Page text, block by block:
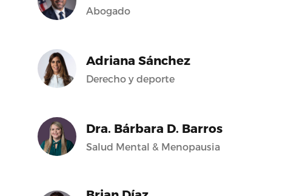
Abogado
Adriana Sánchez
Derecho y deporte
Dra. Bárbara D. Barros
Salud Mental & Menopausia